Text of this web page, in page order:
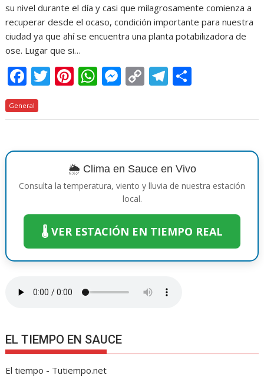
su nivel durante el día y casi que milagrosamente comienza a
recuperar desde el ocaso, condición importante para nuestra
ciudad ya que ahí se encuentra una planta potabilizadora de
ose. Lugar que si…
F
ac
e
o
k
T
w
itt
Pi
nt
er
st
W
h
at
A
p
p
M
e
ss
n
g
er
C
o
p
Li
n
k
T
el
e
a
m
m
ar
ti
r
General
🌦️ Clima en Sauce en Vivo
Consulta la temperatura, viento y lluvia de nuestra estación
local.
🌡️ VER ESTACIÓN EN TIEMPO REAL
EL TIEMPO EN SAUCE
El tiempo - Tutiempo.net